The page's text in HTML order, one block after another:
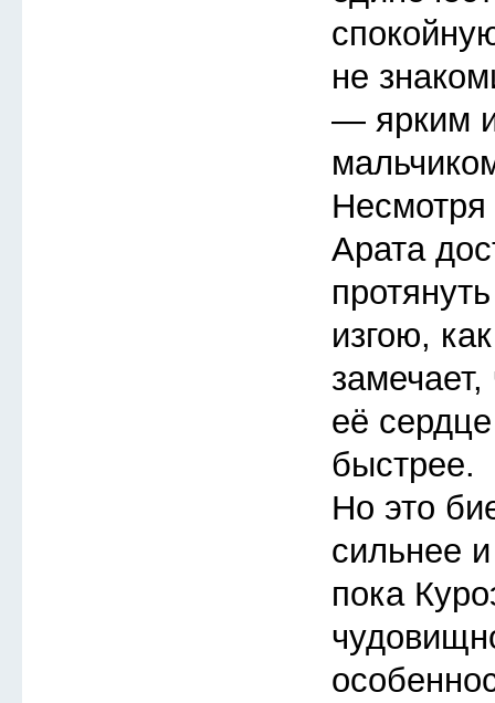
не
— ярким
Несмотря
Арата
изгою,
замечает,
её
быстрее.
Но это
сильнее
пока